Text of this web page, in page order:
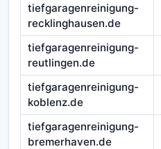
tiefgaragenreinigung-
recklinghausen.de
tiefgaragenreinigung-
reutlingen.de
tiefgaragenreinigung-
koblenz.de
tiefgaragenreinigung-
bremerhaven.de